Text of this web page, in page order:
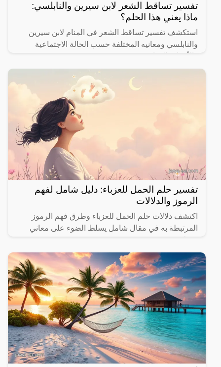
تفسير تساقط الشعر لابن سيرين والنابلسي:
ماذا يعني هذا الحلم؟
استكشف تفسير تساقط الشعر في المنام لابن سيرين
والنابلسي ومعانيه المختلفة حسب الحالة الاجتماعية
تفسير حلم الحمل للعزباء: دليل شامل لفهم
الرموز والدلالات
اكتشف دلالات حلم الحمل للعزباء وطرق فهم الرموز
المرتبطة به في مقال شامل يسلط الضوء على معاني